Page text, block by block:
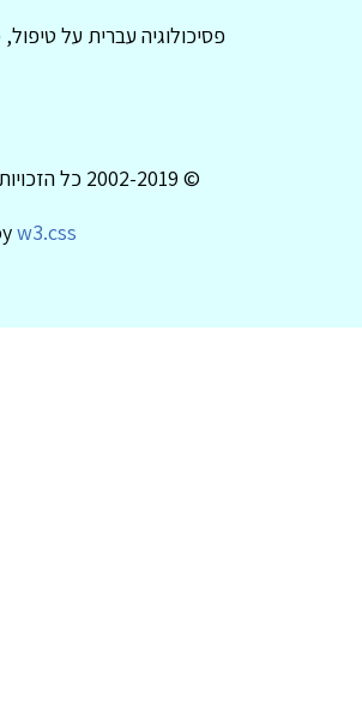
פסיכולוגיה עברית על טיפול,
© 2002-2019 כל הזכויות שמורות לפסיכולוגיה עברית
w3.css